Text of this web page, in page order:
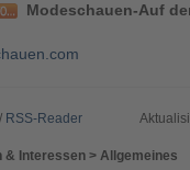
Modeschauen-Auf
/ RSS-Reader
& Interessen > Allgemeines